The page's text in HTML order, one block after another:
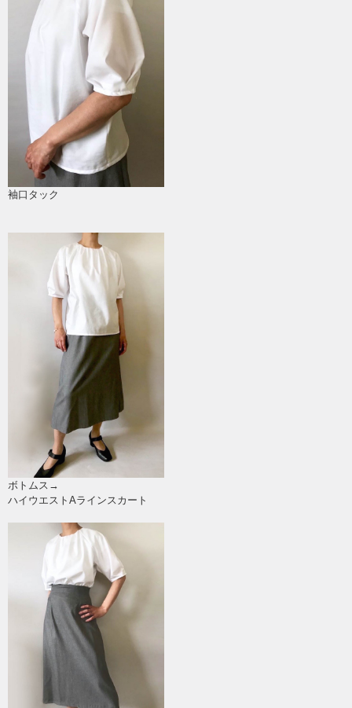
袖口タック
ボトムス→
ハイウエストAラインスカート